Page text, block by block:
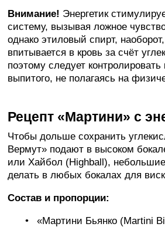
Внимание! Энергетик
систему, вызывая ложное
однако этиловый спирт,
впитывается в кровь за счёт
поэтому следует контролировать
выпитого, не полагаясь на
Рецепт «Мартини» с
Чтобы дольше сохранить
Вермут» подают в высоком
или Хайбол (Highball),
делать в любых бокалах для
Состав и пропорции:
«Мартини Бьянко (Martini